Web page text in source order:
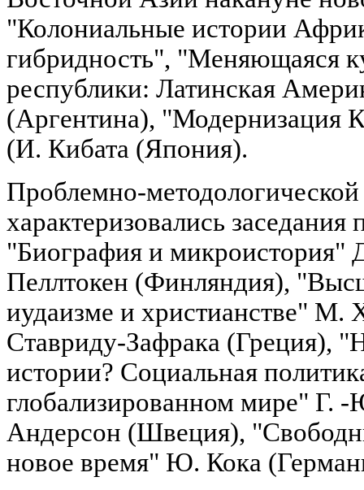
"Колониальные истории
гибридность", "Меняющаяся
республики: Латинская
(Аргентина), "Модернизация
(И. Кибата (Япония).
Проблемно-
характеризовались
"Биография и
Пеллтокен (Финляндия),
иудаизме и христианстве" М.
Ставриду-Зафрака (Греция),
истории? Социальная
глобализированном мире"
Андерсон (Швеция),
новое время" Ю. Кока